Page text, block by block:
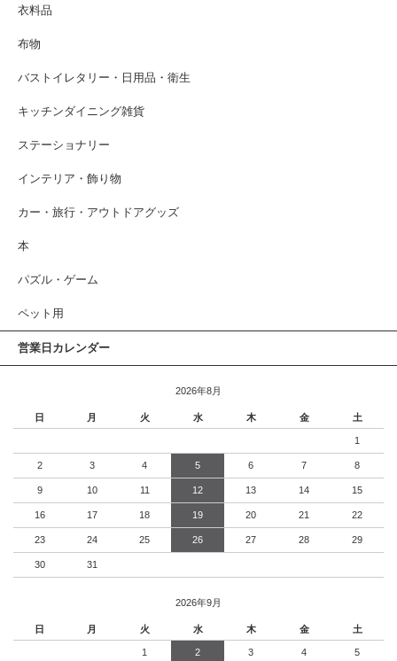
衣料品
布物
バストイレタリー・日用品・衛生
キッチンダイニング雑貨
ステーショナリー
インテリア・飾り物
カー・旅行・アウトドアグッズ
本
パズル・ゲーム
ペット用
営業日カレンダー
2026年8月
日 月 火 水 木 金 土
1
2 3 4 5 6 7 8
9 10 11 12 13 14 15
16 17 18 19 20 21 22
23 24 25 26 27 28 29
30 31
2026年9月
日 月 火 水 木 金 土
1 2 3 4 5